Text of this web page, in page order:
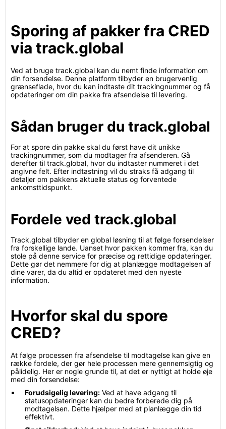
Sporing af pakker fra CRED
via track.global
Ved at bruge track.global kan du nemt finde information om
din forsendelse. Denne platform tilbyder en brugervenlig
grænseflade, hvor du kan indtaste dit trackingnummer og få
opdateringer om din pakke fra afsendelse til levering.
Sådan bruger du track.global
For at spore din pakke skal du først have dit unikke
trackingnummer, som du modtager fra afsenderen. Gå
derefter til track.global, hvor du indtaster nummeret i det
angivne felt. Efter indtastning vil du straks få adgang til
detaljer om pakkens aktuelle status og forventede
ankomsttidspunkt.
Fordele ved track.global
Track.global tilbyder en global løsning til at følge forsendelser
fra forskellige lande. Uanset hvor pakken kommer fra, kan du
stole på denne service for præcise og rettidige opdateringer.
Dette gør det nemmere for dig at planlægge modtagelsen af
dine varer, da du altid er opdateret med den nyeste
information.
Hvorfor skal du spore
CRED?
At følge processen fra afsendelse til modtagelse kan give en
række fordele, der gør hele processen mere gennemsigtig og
pålidelig. Her er nogle grunde til, at det er nyttigt at holde øje
med din forsendelse:
Forudsigelig levering: Ved at have adgang til
statusopdateringer kan du bedre forberede dig på
modtagelsen. Dette hjælper med at planlægge din tid
effektivt.